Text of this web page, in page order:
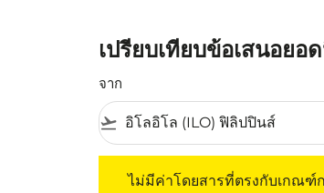
เปรียบเทียบข้อเสนอยอ
จาก
flight_takeoff
ไม่มีค่าโดยสารที่ตรงกับเกณ